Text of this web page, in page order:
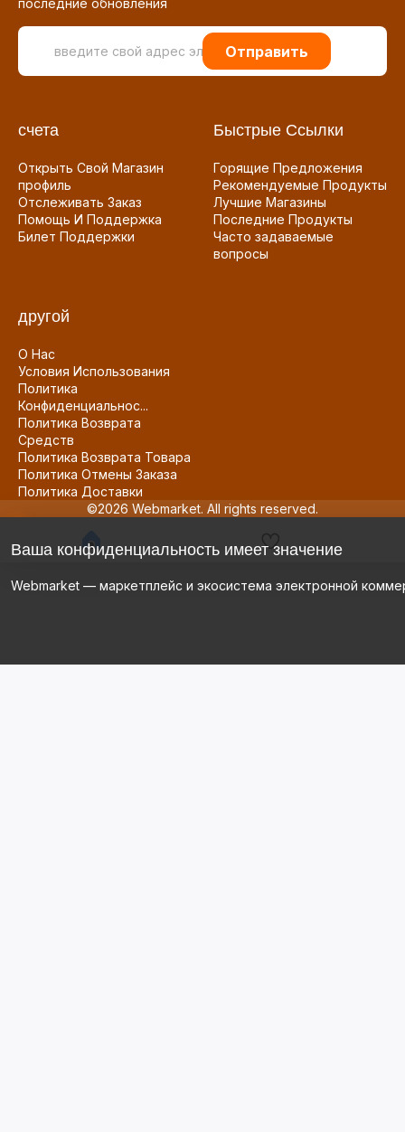
последние обновления
Отправить
счета
Открыть Свой Магазин
профиль
Отслеживать Заказ
Помощь И Поддержка
Билет Поддержки
Быстрые Ссылки
Горящие Предложения
Рекомендуемые Продукты
Лучшие Магазины
Последние Продукты
Часто задаваемые
вопросы
другой
О Нас
Условия Использования
Политика
Конфиденциальнос...
Политика Возврата
Средств
Политика Возврата Товара
Политика Отмены Заказа
Политика Доставки
©2026 Webmarket. All rights reserved.
Ваша конфиденциальность имеет значение
Webmarket — маркетплейс и экосистема электронной